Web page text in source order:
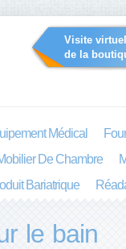
Visite
de la
Médical
De Chambre
Bariatrique
le bain